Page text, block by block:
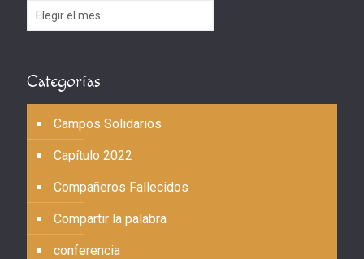
Archivos
Categorías
Campos Solidarios
Capítulo 2022
Compañeros Fallecidos
Compartir la palabra
conferencia